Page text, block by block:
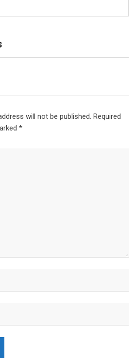
will not be published. Required
*